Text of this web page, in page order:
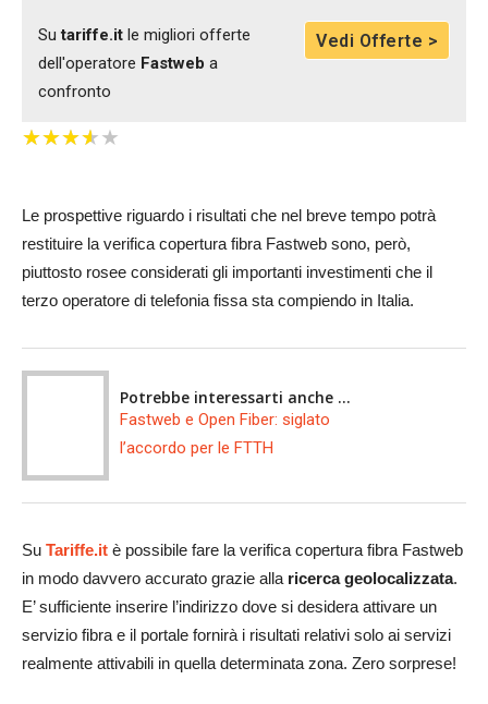
Sutariffe.it le migliori offerte
dell'operatore Fastweb a
confronto
Vedi Offerte >
★★★★★
★★★★★
Le prospettive riguardo i risultati che nel breve tempo potrà
restituire la verifica copertura fibra Fastweb sono, però,
piuttosto rosee considerati gli importanti investimenti che il
terzo operatore di telefonia fissa sta compiendo in Italia.
Potrebbe interessarti anche ...
Fastweb e Open Fiber: siglato
l’accordo per le FTTH
Su Tariffe.it è possibile fare la verifica copertura fibra Fastweb
in modo davvero accurato grazie alla ricerca geolocalizzata.
E’ sufficiente inserire l’indirizzo dove si desidera attivare un
servizio fibra e il portale fornirà i risultati relativi solo ai servizi
realmente attivabili in quella determinata zona. Zero sorprese!